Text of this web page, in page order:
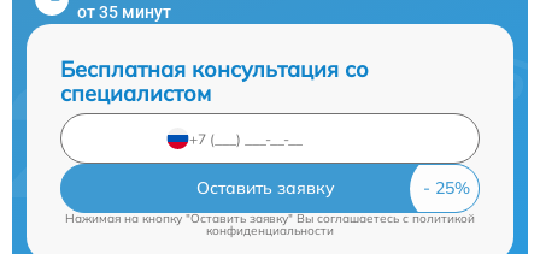
от 35 минут
Бесплатная консультация со
специалистом
Оставить заявку
Нажимая на кнопку "Оставить заявку" Вы соглашаетесь c политикой
конфиденциальности